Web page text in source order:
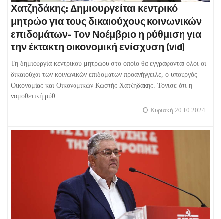
Χατζηδάκης: Δημιουργείται κεντρικό
μητρώο για τους δικαιούχους κοινωνικών
επιδομάτων- Τον Νοέμβριο η ρύθμιση για
την έκτακτη οικονομική ενίσχυση (vid)
Τη δημιουργία κεντρικού μητρώου στο οποίο θα εγγράφονται όλοι οι
δικαιούχοι των κοινωνικών επιδομάτων προανήγγειλε, ο υπουργός
Οικονομίας και Οικονομικών Κωστής Χατζηδάκης. Τόνισε ότι η
νομοθετική ρύθ
Κυριακή 20.10.2024